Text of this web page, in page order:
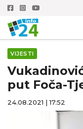
VIJESTI
put Foča-
24.08.2021 | 17:52